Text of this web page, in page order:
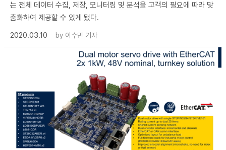
는 전체 데이터 수집, 저장, 모니터링 및 분석을 고객의 필요에 따라 맞
춤화하여 제공할 수 있게 됐다.
2020.03.10
by 이수민 기자